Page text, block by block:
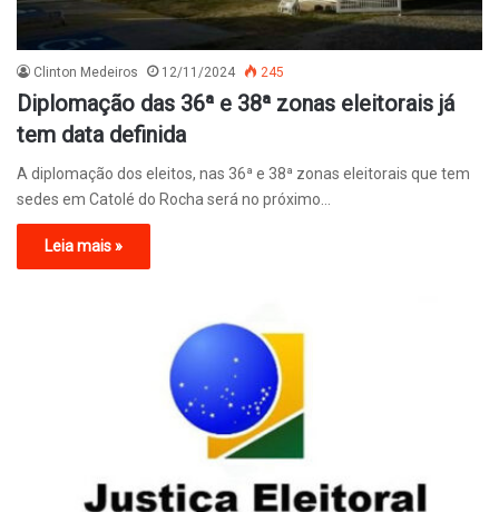
Clinton Medeiros 12/11/2024 245
Diplomação das 36ª e 38ª zonas eleitorais já
tem data definida
A diplomação dos eleitos, nas 36ª e 38ª zonas eleitorais que tem
sedes em Catolé do Rocha será no próximo…
Leia mais »